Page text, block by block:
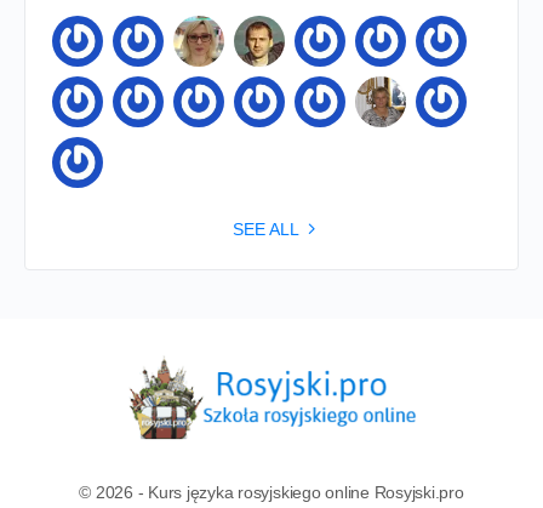
SEE ALL
© 2026 - Kurs języka rosyjskiego online Rosyjski.pro